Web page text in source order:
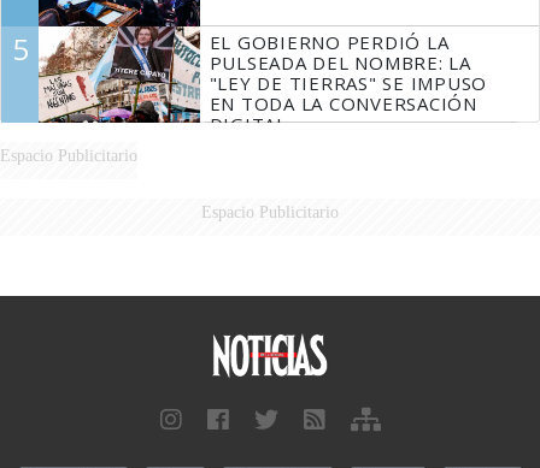
5
EL GOBIERNO PERDIÓ LA
PULSEADA DEL NOMBRE: LA
"LEY DE TIERRAS" SE IMPUSO
EN TODA LA CONVERSACIÓN
DIGITAL
Espacio Publicitario
Espacio Publicitario